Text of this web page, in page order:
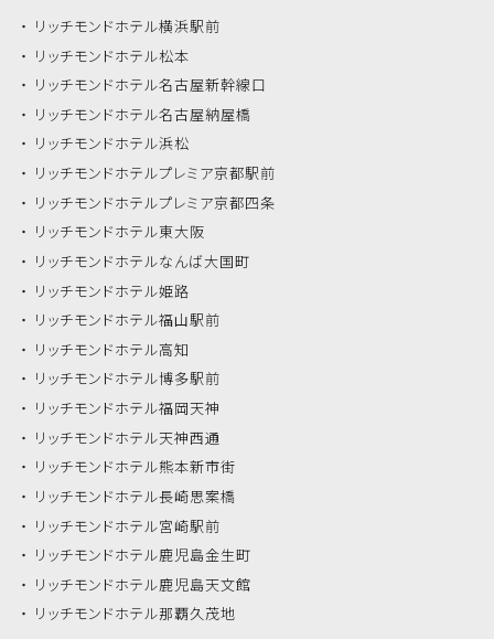
リッチモンドホテル横浜駅前
リッチモンドホテル松本
リッチモンドホテル名古屋新幹線口
リッチモンドホテル名古屋納屋橋
リッチモンドホテル浜松
リッチモンドホテルプレミア京都駅前
リッチモンドホテルプレミア京都四条
リッチモンドホテル東大阪
リッチモンドホテルなんば大国町
リッチモンドホテル姫路
リッチモンドホテル福山駅前
リッチモンドホテル高知
リッチモンドホテル博多駅前
リッチモンドホテル福岡天神
リッチモンドホテル天神西通
リッチモンドホテル熊本新市街
リッチモンドホテル長崎思案橋
リッチモンドホテル宮崎駅前
リッチモンドホテル鹿児島金生町
リッチモンドホテル鹿児島天文館
リッチモンドホテル那覇久茂地